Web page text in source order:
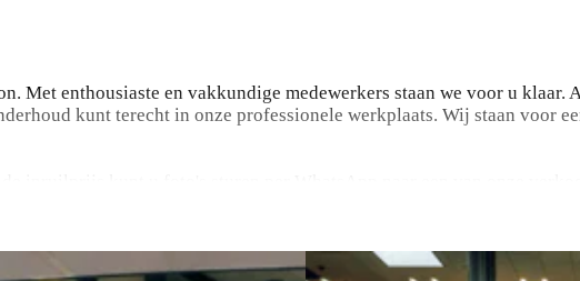
Met enthousiaste en vakkundige medewerkers staan we voor u
kunt terecht in onze professionele werkplaats. Wij staan voor
inruilprijs kunt u foto's sturen per WhatsApp naar een van onze